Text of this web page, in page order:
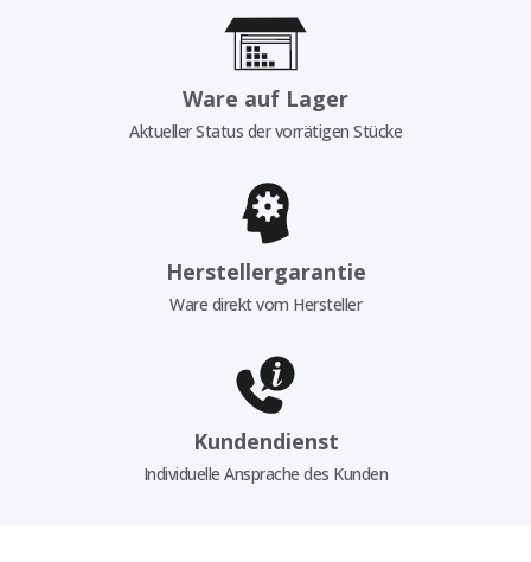
Ware auf Lager
Aktueller Status der vorrätigen Stücke
Herstellergarantie
Ware direkt vom Hersteller
Kundendienst
Individuelle Ansprache des Kunden